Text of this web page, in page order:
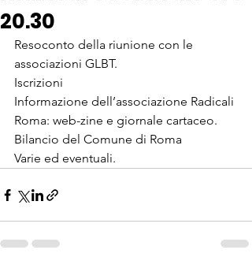
20.30
Resoconto della riunione con le
associazioni GLBT.
Iscrizioni
Informazione dell’associazione Radicali
Roma: web-zine e giornale cartaceo.
Bilancio del Comune di Roma
Varie ed eventuali.